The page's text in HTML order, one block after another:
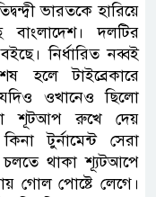
ভারতকে হারিয়ে
দলটির
নির্ধারিত নব্বই
হলে টাইব্রেকারে
ওখানেও ছিলো
শূটআপ রুখে দেয়
টুর্নামেন্ট সেরা
চলতে থাকা শ্যূটআপে
গোল পোষ্টে লেগে।